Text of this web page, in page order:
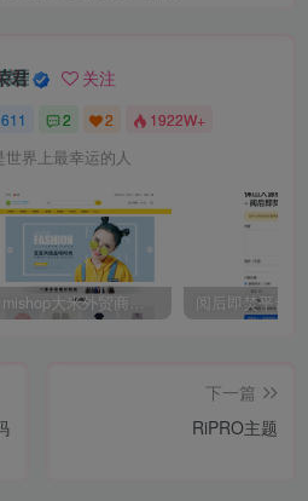
君 关注
611 2 2 1922W+
世界上最幸运的人
mishop大米外贸商城系统133种语言版本
下一篇
RiPRO主题